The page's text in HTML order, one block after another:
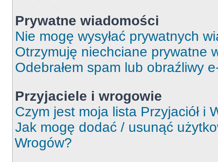
Prywatne wiadomości
Nie mogę wysyłać prywatnych
Otrzymuję niechciane prywatne
Odebrałem spam lub obraźliwy
Przyjaciele i wrogowie
Czym jest moja lista Przyjaciół i
Jak mogę dodać / usunąć
Wrogów?